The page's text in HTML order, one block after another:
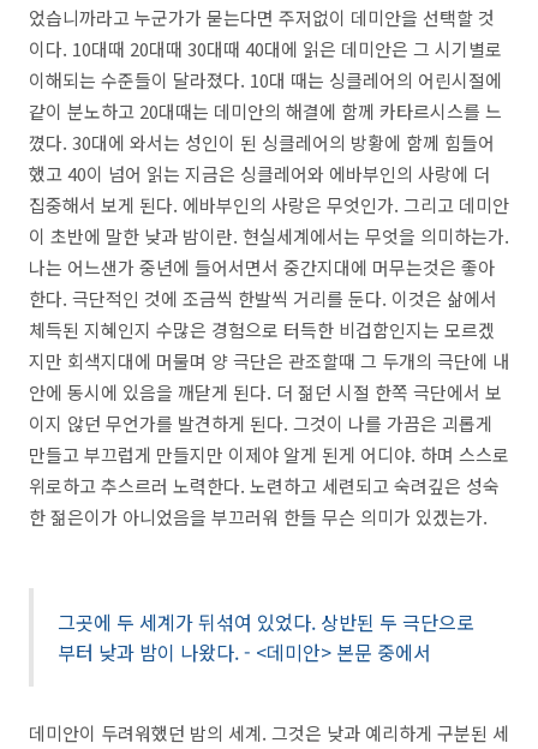
었습니까라고 누군가가 묻는다면 주저없이 데미안을 선택할 것
이다. 10대때 20대때 30대때 40대에 읽은 데미안은 그 시기별로
이해되는 수준들이 달라졌다. 10대 때는 싱클레어의 어린시절에
같이 분노하고 20대때는 데미안의 해결에 함께 카타르시스를 느
꼈다. 30대에 와서는 성인이 된 싱클레어의 방황에 함께 힘들어
했고 40이 넘어 읽는 지금은 싱클레어와 에바부인의 사랑에 더
집중해서 보게 된다. 에바부인의 사랑은 무엇인가. 그리고 데미안
이 초반에 말한 낮과 밤이란. 현실세계에서는 무엇을 의미하는가.
나는 어느샌가 중년에 들어서면서 중간지대에 머무는것은 좋아
한다. 극단적인 것에 조금씩 한발씩 거리를 둔다. 이것은 삶에서
체득된 지혜인지 수많은 경험으로 터득한 비겁함인지는 모르겠
지만 회색지대에 머물며 양 극단은 관조할때 그 두개의 극단에 내
안에 동시에 있음을 깨닫게 된다. 더 젊던 시절 한쪽 극단에서 보
이지 않던 무언가를 발견하게 된다. 그것이 나를 가끔은 괴롭게
만들고 부끄럽게 만들지만 이제야 알게 된게 어디야. 하며 스스로
위로하고 추스르러 노력한다. 노련하고 세련되고 숙려깊은 성숙
한 젊은이가 아니었음을 부끄러워 한들 무슨 의미가 있겠는가.
그곳에 두 세계가 뒤섞여 있었다. 상반된 두 극단으로
부터 낮과 밤이 나왔다. - <데미안> 본문 중에서
데미안이 두려워했던 밤의 세계. 그것은 낮과 예리하게 구분된 세